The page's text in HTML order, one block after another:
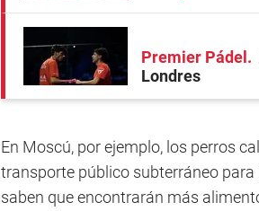
Premier Pádel
Londres
En Moscú, por ejemplo, los perros
transporte público subterráneo
saben que encontrarán más